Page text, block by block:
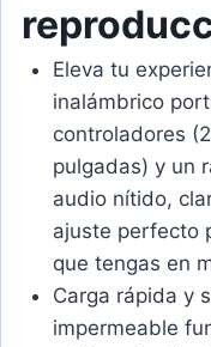
Eleva tu
inalámbrico
controladores
pulgadas) y un
audio nítido,
ajuste perfecto
que tengas en
Carga rápida y
impermeable